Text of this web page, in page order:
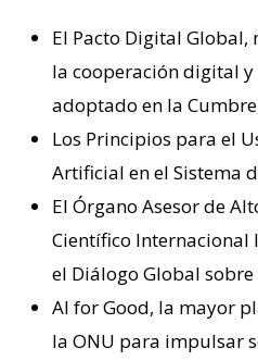
El Pacto Digital
la cooperación digital
adoptado en la
Los Principios para el
Artificial en el Sistema
El Órgano Asesor de
Científico Internacional
el Diálogo Global
AI for Good, la mayor
la ONU para impulsar